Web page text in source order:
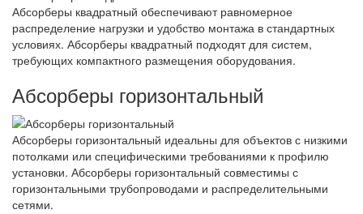
Абсорберы квадратный обеспечивают равномерное
распределение нагрузки и удобство монтажа в стандартных
условиях. Абсорберы квадратный подходят для систем,
требующих компактного размещения оборудования.
Абсорберы горизонтальный
Абсорберы горизонтальный идеальны для объектов с низкими
потолками или специфическими требованиями к профилю
установки. Абсорберы горизонтальный совместимы с
горизонтальными трубопроводами и распределительными
сетями.